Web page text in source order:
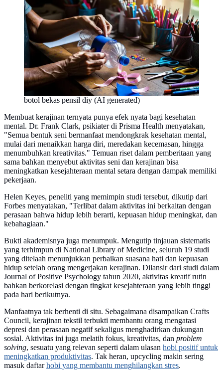
botol bekas pensil diy (AI generated)
Membuat kerajinan ternyata punya efek nyata bagi kesehatan
mental. Dr. Frank Clark, psikiater di Prisma Health menyatakan,
"Semua bentuk seni bermanfaat mendongkrak kesehatan mental,
mulai dari menaikkan harga diri, meredakan kecemasan, hingga
menumbuhkan kreativitas." Temuan riset dalam pemberitaan yang
sama bahkan menyebut aktivitas seni dan kerajinan bisa
meningkatkan kesejahteraan mental setara dengan dampak memiliki
pekerjaan.
Helen Keyes, peneliti yang memimpin studi tersebut, dikutip dari
Forbes menyatakan, "Terlibat dalam aktivitas ini berkaitan dengan
perasaan bahwa hidup lebih berarti, kepuasan hidup meningkat, dan
kebahagiaan."
Bukti akademisnya juga menumpuk. Mengutip tinjauan sistematis
yang terhimpun di National Library of Medicine, seluruh 19 studi
yang ditelaah menunjukkan perbaikan suasana hati dan kepuasan
hidup setelah orang mengerjakan kerajinan. Dilansir dari studi dalam
Journal of Positive Psychology tahun 2020, aktivitas kreatif rutin
bahkan berkorelasi dengan tingkat kesejahteraan yang lebih tinggi
pada hari berikutnya.
Manfaatnya tak berhenti di situ. Sebagaimana disampaikan Crafts
Council, kerajinan tekstil terbukti membantu orang mengatasi
depresi dan perasaan negatif sekaligus menghadirkan dukungan
sosial. Aktivitas ini juga melatih fokus, kreativitas, dan problem
solving, sesuatu yang relevan seperti dalam ulasan hobi positif untuk
meningkatkan produktivitas. Tak heran, upcycling makin sering
masuk daftarhobi yang membantu menghilangkan stres.